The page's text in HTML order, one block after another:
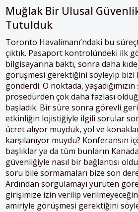
Muğlak Bir Ulusal
Tutulduk
Toronto Havalimanı’ndaki bu
çıktık. Pasaport kontrolündeki ilk
bilgisayarına baktı, sonra daha
görüşmesi gerektiğini söyleyip bizi
gönderdi. O noktada,
prosedürden çok daha fazlası
başladık. Bir süre sonra görevli
etkinliğin lojistiğiyle ilgili sorular
ücret alıyor muyduk, yol ve
karşılanıyor muydu? Konferansın
başlıklar ya da tüm bunların
güvenliğiyle nasıl bir bağlantısı
soru bile sormamaları bize son
Ardından sorgulamayı yürüten
girişimize izin verilip
amiriyle görüşmesi gerektiğini